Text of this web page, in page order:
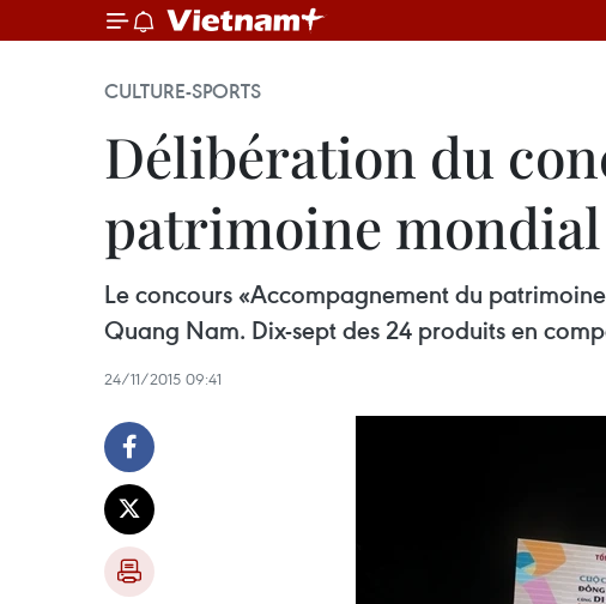
CULTURE-SPORTS
Délibération du
patrimoine
Le concours «Accompagnement du
Quang Nam. Dix-sept des 24 produits en
24/11/2015 09:41